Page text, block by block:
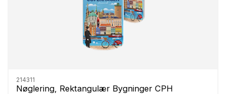
214311
Nøglering, Rektangulær Bygninger CPH